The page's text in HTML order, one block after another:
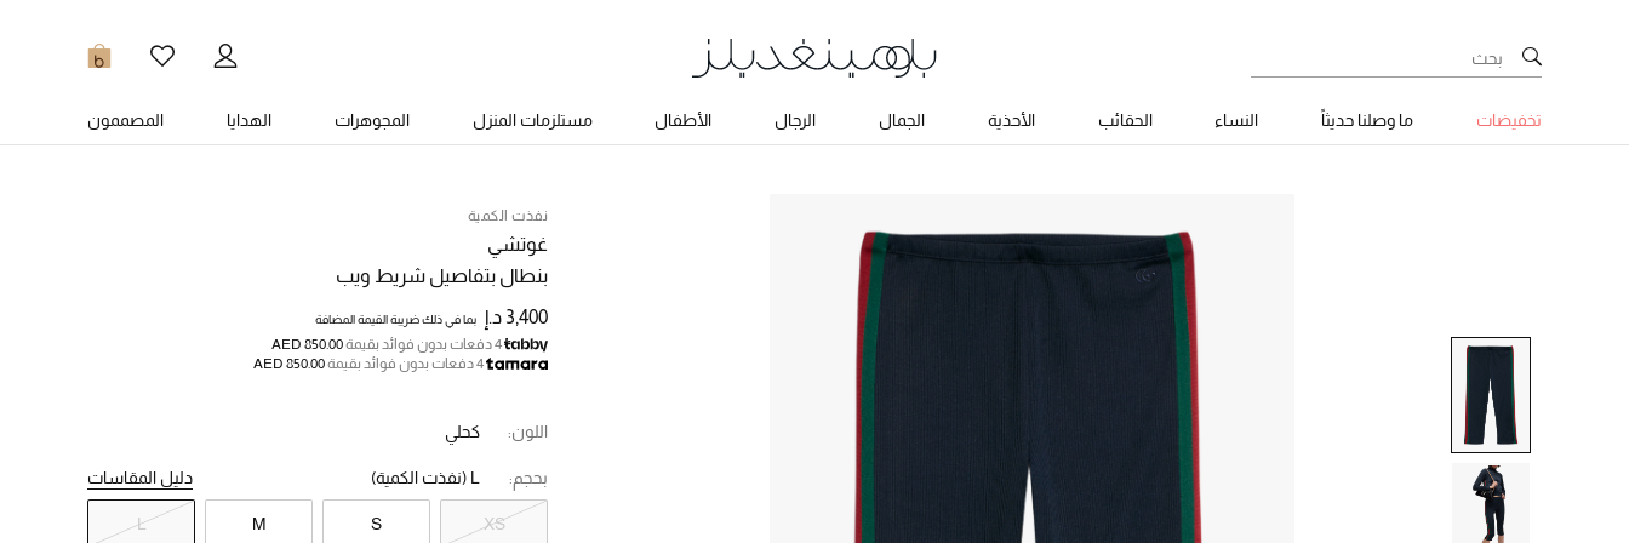
0
تخفيضات ما وصلنا حديثاً النساء الحقائب الأحذية الجمال الرجال الأطفال مستلزمات المنزل المجوهرات الهدايا المصممون
نفذت الكمية
غوتشي
بنطال بتفاصيل شريط ويب
3,400 د.إ
بما في ذلك ضريبة القيمة المضافة
4 دفعات بدون فوائد بقيمة
AED 850.00
4 دفعات بدون فوائد بقيمة
AED 850.00
اللون: كحلي
بحجم: L (نفذت الكمية) دليل المقاسات
XS
S
M
L